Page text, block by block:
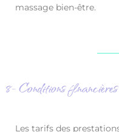
massage bien-être.
8- Conditions financières
Les tarifs des